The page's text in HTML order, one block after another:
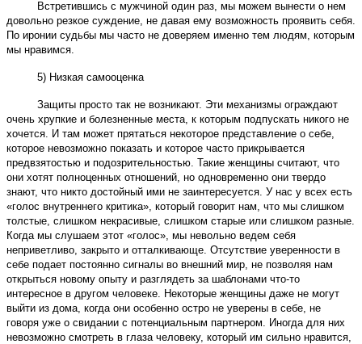
Встретившись с мужчиной один раз, мы можем вынести о нем
довольно резкое суждение, не давая ему возможность проявить себя.
По иронии судьбы мы часто не доверяем именно тем людям, которым
мы нравимся.
5) Низкая самооценка
Защиты просто так не возникают. Эти механизмы ограждают
очень хрупкие и болезненные места, к которым подпускать никого не
хочется. И там может прятаться некоторое представление о себе,
которое невозможно показать и которое часто прикрывается
предвзятостью и подозрительностью. Такие женщины считают, что
они хотят полноценных отношений, но одновременно они твердо
знают, что никто достойный ими не заинтересуется. У нас у всех есть
«голос внутреннего критика», который говорит нам, что мы слишком
толстые, слишком некрасивые, слишком старые или слишком разные.
Когда мы слушаем этот «голос», мы невольно ведем себя
неприветливо, закрыто и отталкивающе. Отсутствие уверенности в
себе подает постоянно сигналы во внешний мир, не позволяя нам
открыться новому опыту и разглядеть за шаблонами что-то
интересное в другом человеке. Некоторые женщины даже не могут
выйти из дома, когда они особенно остро не уверены в себе, не
говоря уже о свидании с потенциальным партнером. Иногда для них
невозможно смотреть в глаза человеку, который им сильно нравится,